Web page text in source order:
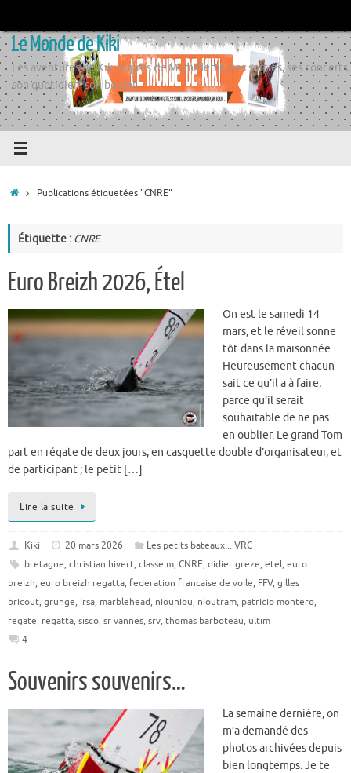
contenu
Le Monde de Kiki
Les aventures de Kiki auprès de Momiflette, ses sorties, ses concerts,
son quotidien, son boulot
AccueilPublications étiquetées "CNRE"
Étiquette : CNRE
Euro Breizh 2026, Étel
On est le samedi 14
mars, et le réveil sonne
tôt dans la maisonnée.
Heureusement chacun
sait ce qu’il a à faire,
parce qu’il serait
souhaitable de ne pas
en oublier. Le grand Tom
part en régate de deux jours, en casquette double d’organisateur, et
de participant ; le petit […]
Lire la suite
Kiki 20 mars 2026
Les petits bateaux... VRC
bretagne, christian hivert, classe m, CNRE, didier greze, etel, euro
breizh, euro breizh regatta, federation francaise de voile, FFV, gilles
bricout, grunge, irsa, marblehead, niouniou, nioutram, patricio montero,
regate, regatta, sisco, sr vannes, srv, thomas barboteau, ultim
4
Souvenirs souvenirs…
La semaine dernière, on
m’a demandé des
photos archivées depuis
bien longtemps. Je te